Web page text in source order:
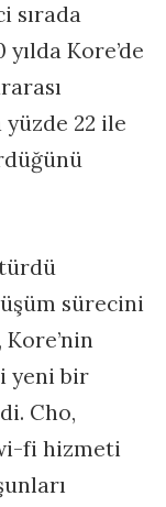
sırada
Kore’de
22 ile
sürecini
Kore’nin
yeni bir
Cho,
fi hizmeti